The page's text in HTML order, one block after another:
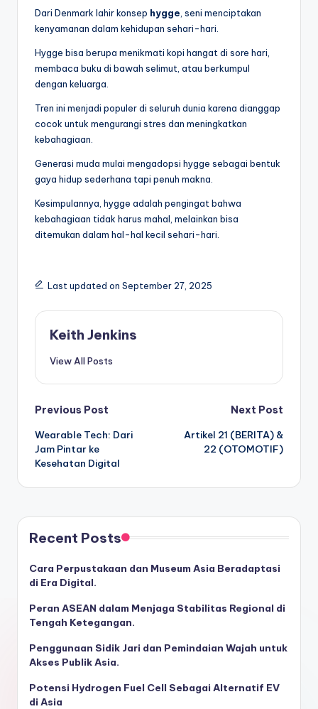
Dari Denmark lahir konsep hygge , seni menciptakan
kenyamanan dalam kehidupan sehari-hari.
Hygge bisa berupa menikmati kopi hangat di sore hari,
membaca buku di bawah selimut, atau berkumpul
dengan keluarga.
Tren ini menjadi populer di seluruh dunia karena dianggap
cocok untuk mengurangi stres dan meningkatkan
kebahagiaan.
Generasi muda mulai mengadopsi hygge sebagai bentuk
gaya hidup sederhana tapi penuh makna.
Kesimpulannya, hygge adalah pengingat bahwa
kebahagiaan tidak harus mahal, melainkan bisa
ditemukan dalam hal-hal kecil sehari-hari.
Last updated on September 27, 2025
Keith Jenkins
View All Posts
Post
navigation
Previous Post
Wearable Tech: Dari
Jam Pintar ke
Kesehatan Digital
Next Post
Artikel 21 (BERITA) &
22 (OTOMOTIF)
Recent Posts
Cara Perpustakaan dan Museum Asia Beradaptasi
di Era Digital.
Peran ASEAN dalam Menjaga Stabilitas Regional di
Tengah Ketegangan.
Penggunaan Sidik Jari dan Pemindaian Wajah untuk
Akses Publik Asia.
Potensi Hydrogen Fuel Cell Sebagai Alternatif EV
di Asia